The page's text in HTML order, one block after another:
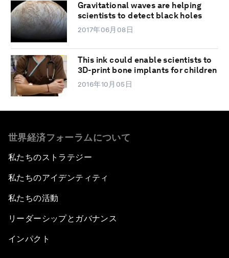
Gravitational waves are helping
scientists to detect black holes
2017年06月08日
This ink could enable scientists to
3D-print bone implants for children
2016年10月05日
世界経済フォーラムについて
私たちのストラテジー
私たちのアイデンティティ
私たちの活動
リーダーシップとガバナンス
インパクト